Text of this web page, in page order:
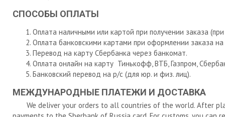
СПОСОБЫ ОПЛАТЫ
Оплата наличными или картой при получении заказа
Оплата банковскими картами при оформлении заказа на
Перевод на карту Сбербанка через банкомат.
Оплата онлайн на карту Тинькофф, ВТБ, Газпром,
Банковский перевод на р/с (для юр. и физ. лиц).
МЕЖДУНАРОДНЫЕ ПЛАТЕЖИ И ДОСТАВКА
We deliver your orders to all countries of the world. After